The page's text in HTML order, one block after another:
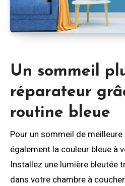
Un sommeil
réparateur
routine bleue
Pour un sommeil de
également la couleur bleue à
Installez une lumière bleutée
dans votre chambre à